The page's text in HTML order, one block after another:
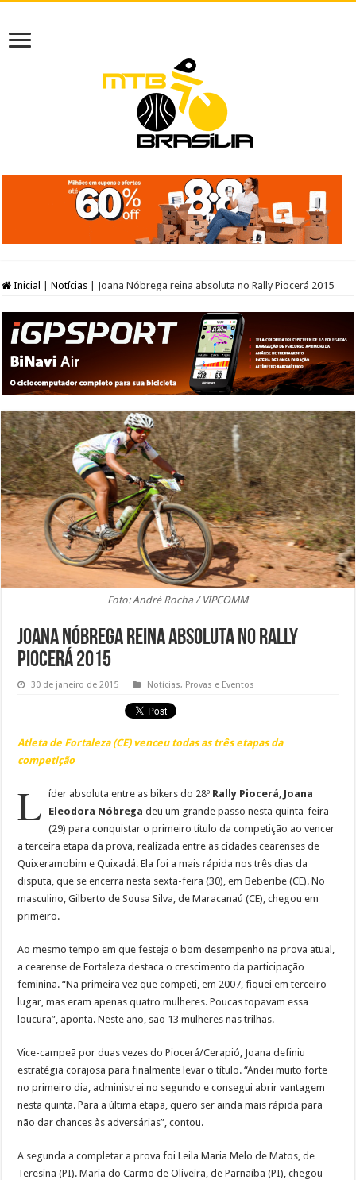
Inicial Notícias Joana Nóbrega reina absoluta no Rally Piocerá 2015
Foto: André Rocha / VIPCOMM
Joana Nóbrega reina absoluta no Rally
Piocerá 2015
30 de janeiro de 2015 Notícias, Provas e Eventos
Atleta de Fortaleza (CE) venceu todas as três etapas da
competição
L íder absoluta entre as bikers do 28º Rally Piocerá, Joana
Eleodora Nóbrega deu um grande passo nesta quinta-feira
(29) para conquistar o primeiro título da competição ao vencer
a terceira etapa da prova, realizada entre as cidades cearenses de
Quixeramobim e Quixadá. Ela foi a mais rápida nos três dias da
disputa, que se encerra nesta sexta-feira (30), em Beberibe (CE). No
masculino, Gilberto de Sousa Silva, de Maracanaú (CE), chegou em
primeiro.
Ao mesmo tempo em que festeja o bom desempenho na prova atual,
a cearense de Fortaleza destaca o crescimento da participação
feminina. “Na primeira vez que competi, em 2007, fiquei em terceiro
lugar, mas eram apenas quatro mulheres. Poucas topavam essa
loucura”, aponta. Neste ano, são 13 mulheres nas trilhas.
Vice-campeã por duas vezes do Piocerá/Cerapió, Joana definiu
estratégia corajosa para finalmente levar o título. “Andei muito forte
no primeiro dia, administrei no segundo e consegui abrir vantagem
nesta quinta. Para a última etapa, quero ser ainda mais rápida para
não dar chances às adversárias”, contou.
A segunda a completar a prova foi Leila Maria Melo de Matos, de
Teresina (PI). Maria do Carmo de Oliveira, de Parnaíba (PI), chegou